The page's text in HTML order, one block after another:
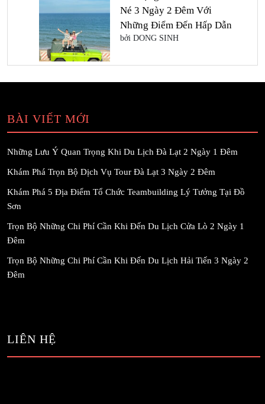
Né 3 Ngày 2 Đêm Với
Những Điểm Đến Hấp Dẫn
bởi DONG SINH
BÀI VIẾT MỚI
Những Lưu Ý Quan Trọng Khi Du Lịch Đà Lạt 2 Ngày 1 Đêm
Khám Phá Trọn Bộ Dịch Vụ Tour Đà Lạt 3 Ngày 2 Đêm
Khám Phá 5 Địa Điểm Tổ Chức Teambuilding Lý Tưởng Tại Đồ
Sơn
Trọn Bộ Những Chi Phí Cần Khi Đến Du Lịch Cửa Lò 2 Ngày 1
Đêm
Trọn Bộ Những Chi Phí Cần Khi Đến Du Lịch Hải Tiến 3 Ngày 2
Đêm
LIÊN HỆ